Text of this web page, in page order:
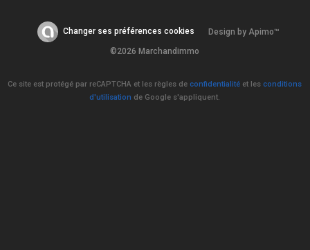
Changer ses préférences cookies Design by Apimo™
©2026 Marchandimmo
Ce site est protégé par reCAPTCHA et les règles deconfidentialité et lesconditions
d'utilisation de Google s'appliquent.